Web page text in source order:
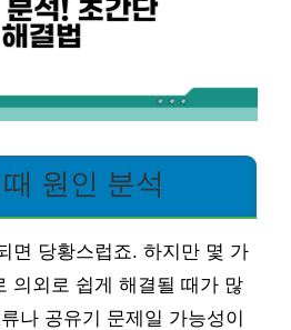
원인 분석
면 당황스럽죠. 하지만 몇 가
의외로 쉽게 해결될 때가 많
나 공유기 문제일 가능성이